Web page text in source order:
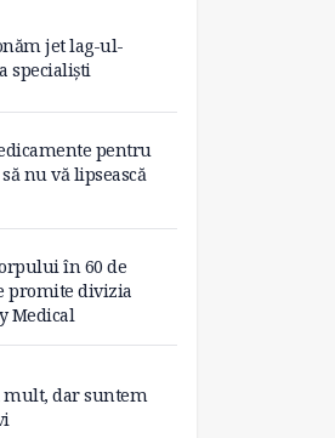
jet lag-ul-
specialiști
pentru
nu vă lipsească
în 60 de
promite divizia
Medical
dar suntem